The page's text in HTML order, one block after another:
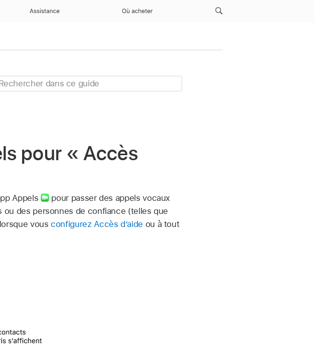
Assistance Où acheter
pour « Accès
Appels
pour passer des appels vocaux
ou des personnes de confiance (telles que
vousconfigurez Accès d’aide ou à tout